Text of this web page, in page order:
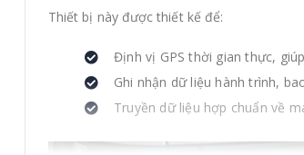
Thiết bị này được thiết kế để:
Định vị GPS thời gian thực,
Ghi nhận dữ liệu hành trình,
Truyền dữ liệu hợp chuẩn về